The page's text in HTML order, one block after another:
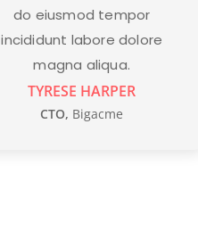
do eiusmod tempor
incididunt labore dolore
magna aliqua.
TYRESE HARPER
CTO, Bigacme